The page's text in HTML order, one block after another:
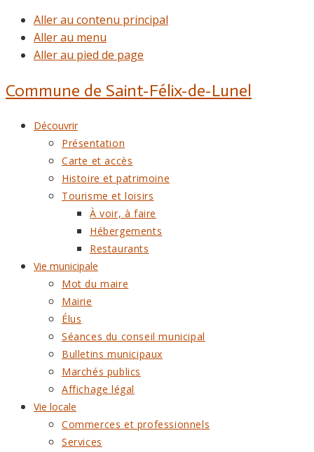
Aller au contenu principal
Aller au menu
Aller au pied de page
Commune de Saint-Félix-de-Lunel
Découvrir
Présentation
Carte et accès
Histoire et patrimoine
Tourisme et loisirs
À voir, à faire
Hébergements
Restaurants
Vie municipale
Mot du maire
Mairie
Élus
Séances du conseil municipal
Bulletins municipaux
Marchés publics
Affichage légal
Vie locale
Commerces et professionnels
Services